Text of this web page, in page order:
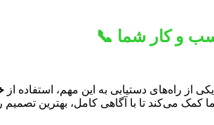
و کار شما 📞
راه‌های دستیابی به این مهم، استفاده از
می‌کند تا با آگاهی کامل، بهترین تصمیم